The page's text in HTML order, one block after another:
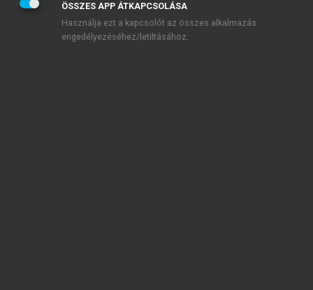
ÖSSZES APP ÁTKAPCSOLÁSA
Használja ezt a kapcsolót az összes alkalmazás
engedélyezéséhez/letiltásához.